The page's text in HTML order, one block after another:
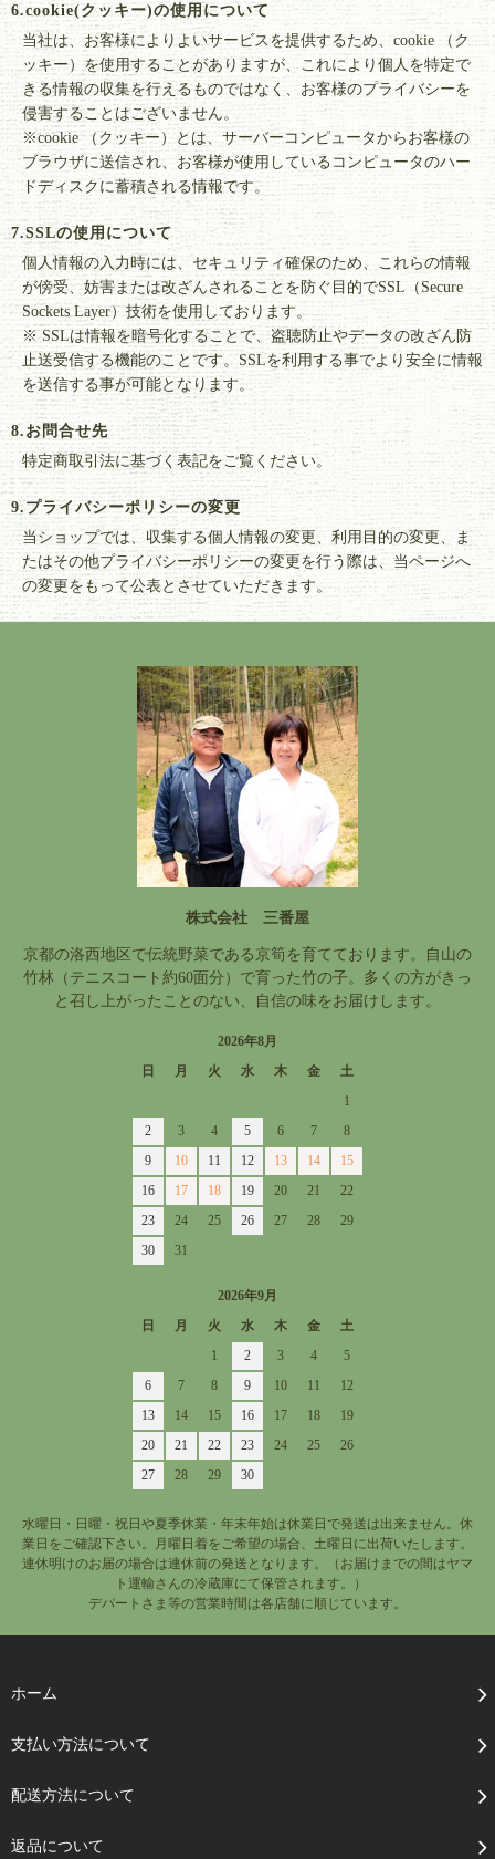
6.cookie(クッキー)の使用について
当社は、お客様によりよいサービスを提供するため、cookie （ク
ッキー）を使用することがありますが、これにより個人を特定で
きる情報の収集を行えるものではなく、お客様のプライバシーを
侵害することはございません。
※cookie （クッキー）とは、サーバーコンピュータからお客様の
ブラウザに送信され、お客様が使用しているコンピュータのハー
ドディスクに蓄積される情報です。
7.SSLの使用について
個人情報の入力時には、セキュリティ確保のため、これらの情報
が傍受、妨害または改ざんされることを防ぐ目的でSSL（Secure
Sockets Layer）技術を使用しております。
※ SSLは情報を暗号化することで、盗聴防止やデータの改ざん防
止送受信する機能のことです。SSLを利用する事でより安全に情報
を送信する事が可能となります。
8.お問合せ先
特定商取引法に基づく表記をご覧ください。
9.プライバシーポリシーの変更
当ショップでは、収集する個人情報の変更、利用目的の変更、ま
たはその他プライバシーポリシーの変更を行う際は、当ページへ
の変更をもって公表とさせていただきます。
株式会社 三番屋
京都の洛西地区で伝統野菜である京筍を育てております。自山の
竹林（テニスコート約60面分）で育った竹の子。多くの方がきっ
と召し上がったことのない、自信の味をお届けします。
2026年8月
日
月 火 水 木 金
土
1
2
3 4 5 6 7
8
9
10 11 12 13 14
15
16
17 18 19 20 21
22
23
24 25 26 27 28
29
30
31
2026年9月
日
月 火 水 木 金
土
1
2 3 4
5
6
7 8 9 10 11
12
13
14 15 16 17 18
19
20
21 22 23 24 25
26
27
28 29 30
水曜日・日曜・祝日や夏季休業・年末年始は休業日で発送は出来ません。休
業日をご確認下さい。月曜日着をご希望の場合、土曜日に出荷いたします。
連休明けのお届の場合は連休前の発送となります。（お届けまでの間はヤマ
ト運輸さんの冷蔵庫にて保管されます。）
デパートさま等の営業時間は各店舗に順じています。
ホーム
支払い方法について
配送方法について
返品について